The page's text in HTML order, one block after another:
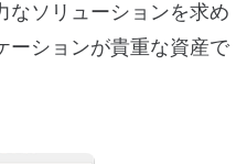
なソリューションを求め
ーションが貴重な資産で